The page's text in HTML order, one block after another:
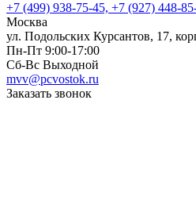
+7 (499) 938-75-45, +7 (927) 448-
Москва
ул. Подольских Курсантов, 17,
Пн-Пт 9:00-17:00
Сб-Вс Выходной
mvv@pcvostok.ru
Заказать звонок